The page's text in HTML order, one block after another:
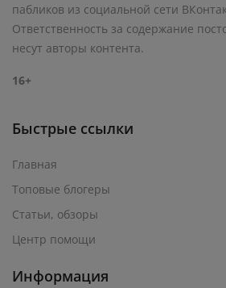
пабликов из социальной сети
Ответственность за содержание
несут авторы контента.
16+
Быстрые ссылки
Главная
Топовые блогеры
Статьи, обзоры
Центр помощи
Информация